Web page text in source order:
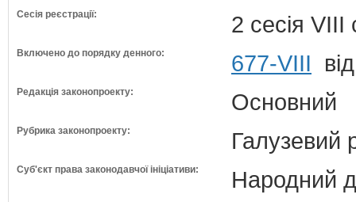
Сесія реєстрації: 2 сесія VIII
Включено до порядку денного: 677-VIII
Редакція законопроекту: Основний
Рубрика законопроекту: Галузевий
Суб'єкт права законодавчої ініціативи: Народний